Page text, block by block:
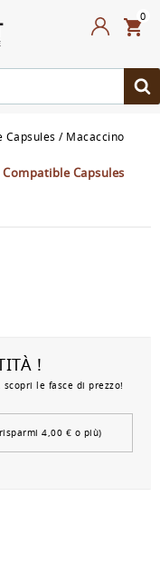
0
Capsules Macaccino
Capsules
!
le fasce di prezzo!
4,00 € o più)